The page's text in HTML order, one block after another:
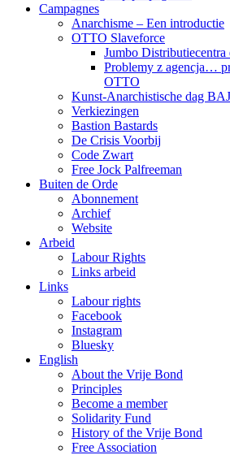
Campagnes
Anarchisme – Een introductie
OTTO Slaveforce
Jumbo
Problemy z agencja…
OTTO
Kunst-Anarchistische dag
Verkiezingen
Bastion Bastards
De Crisis Voorbij
Code Zwart
Free Jock Palfreeman
Buiten de Orde
Abonnement
Archief
Website
Arbeid
Labour Rights
Links arbeid
Links
Labour rights
Facebook
Instagram
Bluesky
English
About the Vrije Bond
Principles
Become a member
Solidarity Fund
History of the Vrije Bond
Free Association